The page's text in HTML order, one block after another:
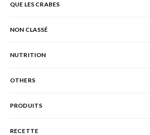
QUE LES CRABES
NON CLASSÉ
NUTRITION
OTHERS
PRODUITS
RECETTE